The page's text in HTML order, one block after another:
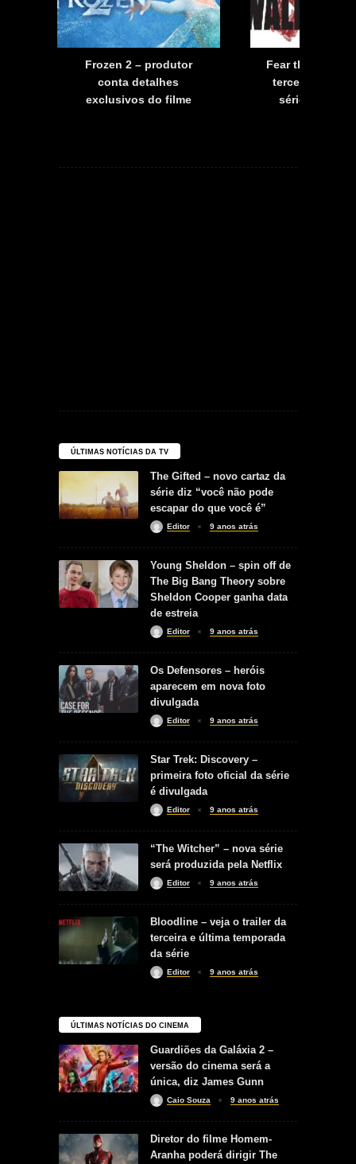
Frozen 2 – produtor
conta detalhes
exclusivos do filme
Fear the
terceira
série já tem
ÚLTIMAS NOTÍCIAS DA TV
The Gifted – novo cartaz da
série diz “você não pode
escapar do que você é”
Editor 9 anos atrás
Young Sheldon – spin off de
The Big Bang Theory sobre
Sheldon Cooper ganha data
de estreia
Editor 9 anos atrás
Os Defensores – heróis
aparecem em nova foto
divulgada
Editor 9 anos atrás
Star Trek: Discovery –
primeira foto oficial da série
é divulgada
Editor 9 anos atrás
“The Witcher” – nova série
será produzida pela Netflix
Editor 9 anos atrás
Bloodline – veja o trailer da
terceira e última temporada
da série
Editor 9 anos atrás
ÚLTIMAS NOTÍCIAS DO CINEMA
Guardiões da Galáxia 2 –
versão do cinema será a
única, diz James Gunn
Caio Souza 9 anos atrás
Diretor do filme Homem-
Aranha poderá dirigir The